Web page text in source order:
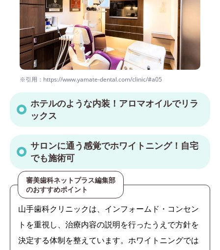
※引用：https://www.yamate-dental.com/clinic/#a05
ホテルのような内装！アロマオイルでリラ
ックス
サロンに通う感覚でホワイトニング！自宅
でも施術可
審美歯科ネットプラス編集部
のおすすめポイント
山手歯科クリニックは、インフォームド・コンセン
トを重視し、治療内容の説明を行ったうえで方針を
決定する体制を整えています。ホワイトニングでは